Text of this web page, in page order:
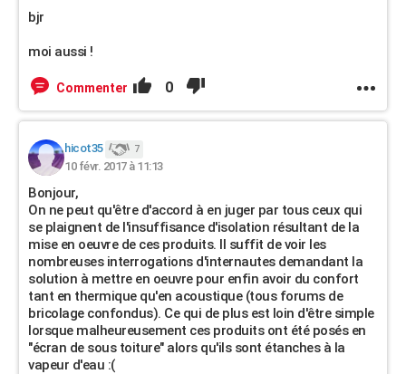
bjr
moi aussi !
Commenter 0
hicot35 7
10 févr. 2017 à 11:13
Bonjour,
On ne peut qu'être d'accord à en juger par tous ceux qui
se plaignent de l'insuffisance d'isolation résultant de la
mise en oeuvre de ces produits. Il suffit de voir les
nombreuses interrogations d'internautes demandant la
solution à mettre en oeuvre pour enfin avoir du confort
tant en thermique qu'en acoustique (tous forums de
bricolage confondus). Ce qui de plus est loin d'être simple
lorsque malheureusement ces produits ont été posés en
"écran de sous toiture" alors qu'ils sont étanches à la
vapeur d'eau :(